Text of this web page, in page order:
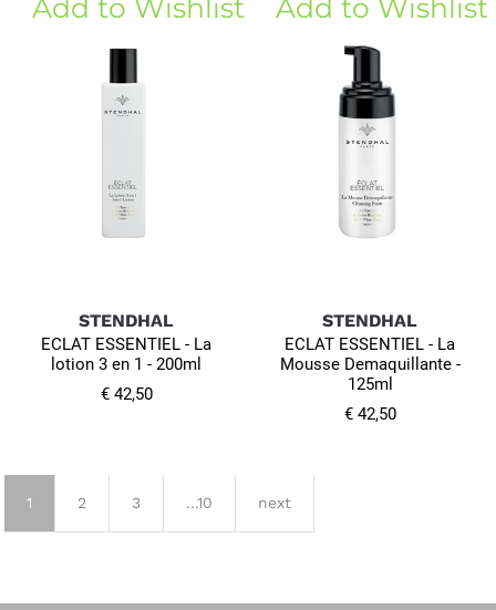
Add to Wishlist
STENDHAL
ECLAT ESSENTIEL - La
lotion 3 en 1 - 200ml
€ 42,50
Add to Wishlist
STENDHAL
ECLAT ESSENTIEL - La
Mousse Demaquillante -
125ml
€ 42,50
1 2 3 ...10 next